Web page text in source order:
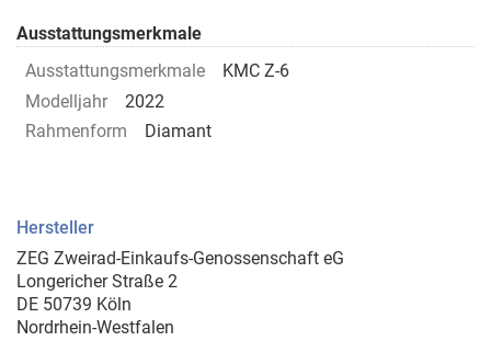
Ausstattungsmerkmale
Ausstattungsmerkmale
KMC Z-6
Modelljahr
2022
Rahmenform
Diamant
Hersteller
ZEG Zweirad-Einkaufs-Genossenschaft eG
Longericher Straße 2
DE 50739 Köln
Nordrhein-Westfalen